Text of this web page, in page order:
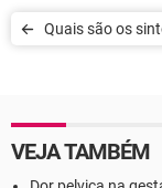
Quais são os
VEJA TAMBÉM